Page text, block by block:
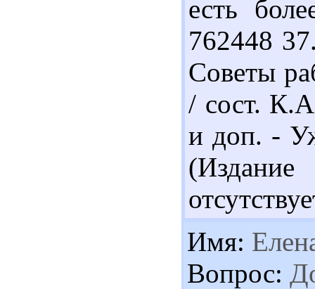
есть
762448
Советы
/ сост.
и доп. -
Имя:
Вопрос: